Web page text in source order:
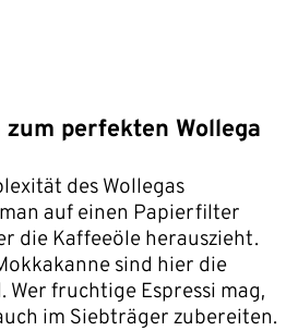
perfekten Wollega
des Wollegas
auf einen Papierfilter
die Kaffeeöle herauszieht.
sind hier die
Wer fruchtige Espressi mag,
im Siebträger zubereiten.